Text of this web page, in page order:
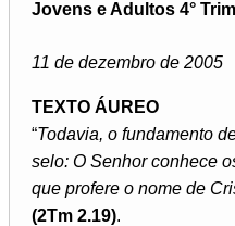
Jovens e Adultos 4°
11 de dezembro de 2005
TEXTO ÁUREO
“Todavia, o fundamento
selo: O Senhor conhece
que profere o nome de
(2Tm 2.19).